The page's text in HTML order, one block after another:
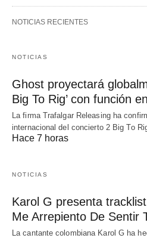
NOTICIAS RECIENTES
NOTICIAS
Ghost proyectará
Big To Rig’ con función
La firma Trafalgar Releasing ha
internacional del concierto 2 Big To
Hace 7 horas
NOTICIAS
Karol G presenta
Me Arrepiento De Sentir
La cantante colombiana Karol G ha